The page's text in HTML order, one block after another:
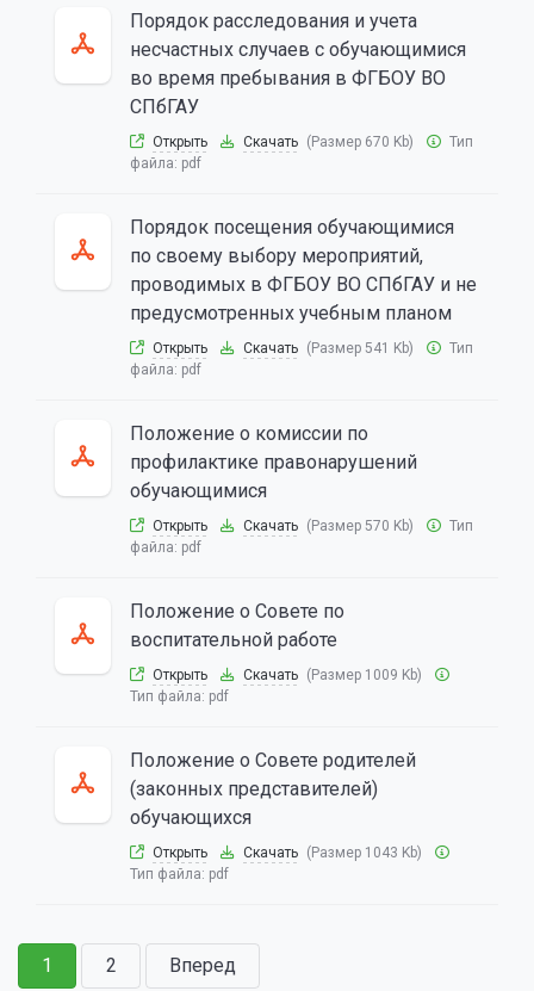
Порядок расследования и учета
несчастных случаев с обучающимися
во время пребывания в ФГБОУ ВО
СПбГАУ
Открыть Скачать (Размер 670 Kb)
Тип
файла: pdf
Порядок посещения обучающимися
по своему выбору мероприятий,
проводимых в ФГБОУ ВО СПбГАУ и не
предусмотренных учебным планом
Открыть Скачать (Размер 541 Kb)
Тип
файла: pdf
Положение о комиссии по
профилактике правонарушений
обучающимися
Открыть Скачать (Размер 570 Kb)
Тип
файла: pdf
Положение о Совете по
воспитательной работе
Открыть Скачать (Размер 1009 Kb)
Тип файла: pdf
Положение о Совете родителей
(законных представителей)
обучающихся
Открыть Скачать (Размер 1043 Kb)
Тип файла: pdf
1 2 Вперед